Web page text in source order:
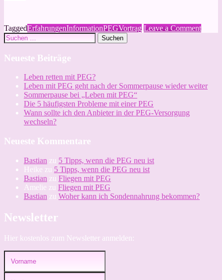
TaggedErfahrungenInformationPEGVortrag Leave a Commenton
Suchen
nach:
Neueste Beiträge
Leben retten mit PEG?
Leben mit PEG geht nach der Sommerpause wieder weiter
Sommerpause bei „Leben mit PEG“
Die 5 häufigsten Probleme mit einer PEG
Wann sollte ich den Anbieter in der PEG-Versorgung
wechseln?
Neueste Kommentare
Bastian zu 5 Tipps, wenn die PEG neu ist
Heike zu 5 Tipps, wenn die PEG neu ist
Bastian zu Fliegen mit PEG
Amelie zu Fliegen mit PEG
Bastian zu Woher kann ich Sondennahrung bekommen?
Newsletter
Hier kostenlos zum Newsletter anmelden: